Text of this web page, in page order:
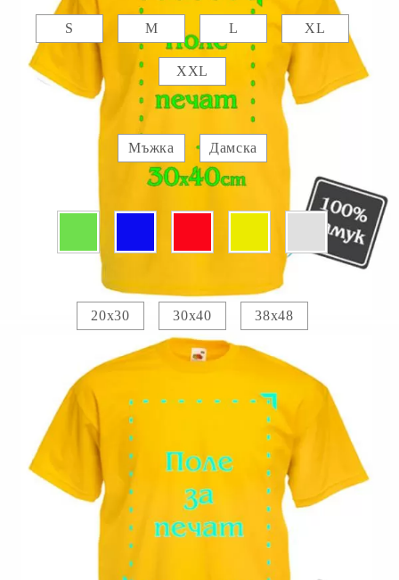
S M L XL
XXL
Мъжка Дамска
Печатно поле :
20х30 30х40 38х48
Прикачете изображение за отпечатване :
Изображение 1
Добавете текст за отпечатване:
Коментар към продукта: